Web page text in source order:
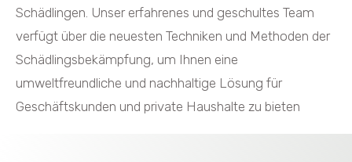
Schädlingen. Unser erfahrenes und geschultes Team
verfügt über die neuesten Techniken und Methoden der
Schädlingsbekämpfung, um Ihnen eine
umweltfreundliche und nachhaltige Lösung für
Geschäftskunden und private Haushalte zu bieten